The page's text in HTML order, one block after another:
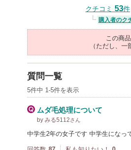
クチコミ 53件
購入者のク
この商
（ただし、
質問一覧
5件中 1-5件を表示
ムダ毛処理について
by みる5112さん
中学生2年の女子です 中学生にな